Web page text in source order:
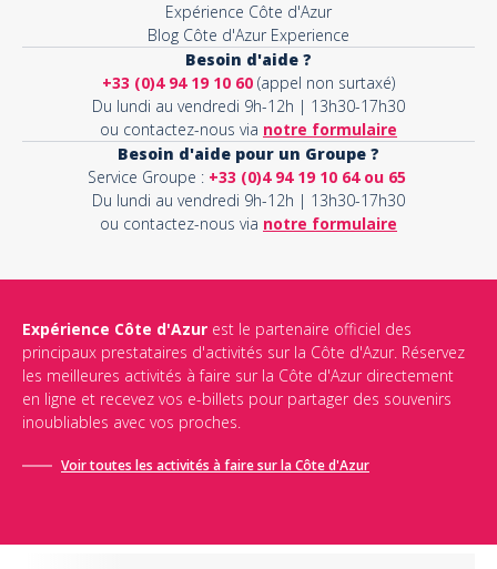
Expérience Côte d'Azur
Blog Côte d'Azur Experience
Besoin d'aide ?
+33 (0)4 94 19 10 60 (appel non surtaxé)
Du lundi au vendredi 9h-12h | 13h30-17h30
ou contactez-nous via notre formulaire
Besoin d'aide pour un Groupe ?
Service Groupe : +33 (0)4 94 19 10 64 ou 65
Du lundi au vendredi 9h-12h | 13h30-17h30
ou contactez-nous via notre formulaire
Expérience Côte d'Azur est le partenaire officiel des
principaux prestataires d'activités sur la Côte d'Azur. Réservez
les meilleures activités à faire sur la Côte d'Azur directement
en ligne et recevez vos e-billets pour partager des souvenirs
inoubliables avec vos proches.
Voir toutes les activités à faire sur la Côte d'Azur